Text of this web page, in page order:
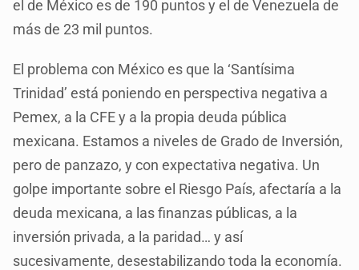
el de México es de 190 puntos y el de Venezuela de
más de 23 mil puntos.
El problema con México es que la ‘Santísima
Trinidad’ está poniendo en perspectiva negativa a
Pemex, a la CFE y a la propia deuda pública
mexicana. Estamos a niveles de Grado de Inversión,
pero de panzazo, y con expectativa negativa. Un
golpe importante sobre el Riesgo País, afectaría a la
deuda mexicana, a las finanzas públicas, a la
inversión privada, a la paridad… y así
sucesivamente, desestabilizando toda la economía.